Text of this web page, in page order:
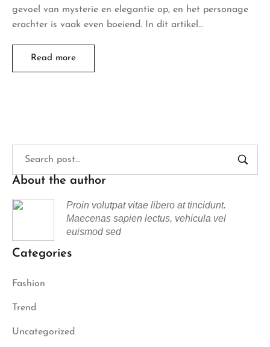
gevoel van mysterie en elegantie op, en het personage
erachter is vaak even boeiend. In dit artikel…
Read more
About the author
Proin volutpat vitae libero at tincidunt.
Maecenas sapien lectus, vehicula vel
euismod sed
Categories
Fashion
Trend
Uncategorized